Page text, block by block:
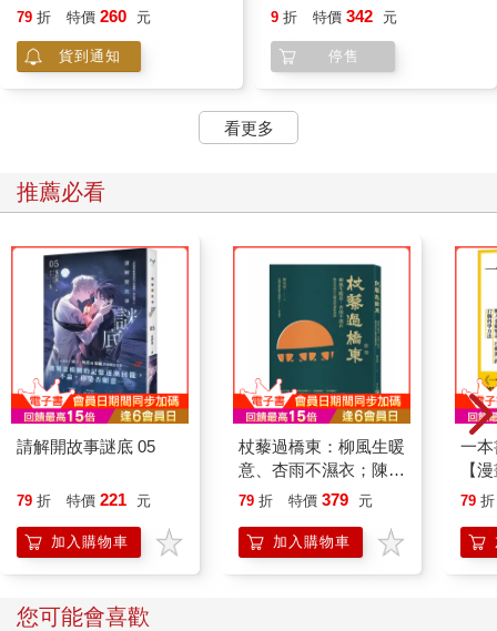
79 折 特價 260 元
貨到通知
9 折 特價 342 元
停售
看更多
推薦必看
請解開故事謎底 05
79 折 特價 221 元
加入購物車
杖藜過橋東：柳風生暖
意、杏雨不濕衣；陳亮
恭談以心轉境的適齡漫
79 折 特價 379 元
加入購物車
一
【
行
「
學方
79 折
您可能會喜歡